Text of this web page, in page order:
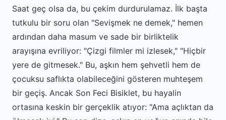
Saat geç olsa da, bu çekim durdurulamaz. İlk başta
tutkulu bir soru olan "Sevişmek ne demek," hemen
ardından daha masum ve sade bir birliktelik
arayışına evriliyor: "Çizgi filmler mi izlesek," "Hiçbir
yere de gitmesek." Bu, aşkın hem şehvetli hem de
çocuksu saflıkta olabileceğini gösteren muhteşem
bir geçiş. Ancak Son Feci Bisiklet, bu hayalin
ortasına keskin bir gerçeklik atıyor: "Ama açlıktan da